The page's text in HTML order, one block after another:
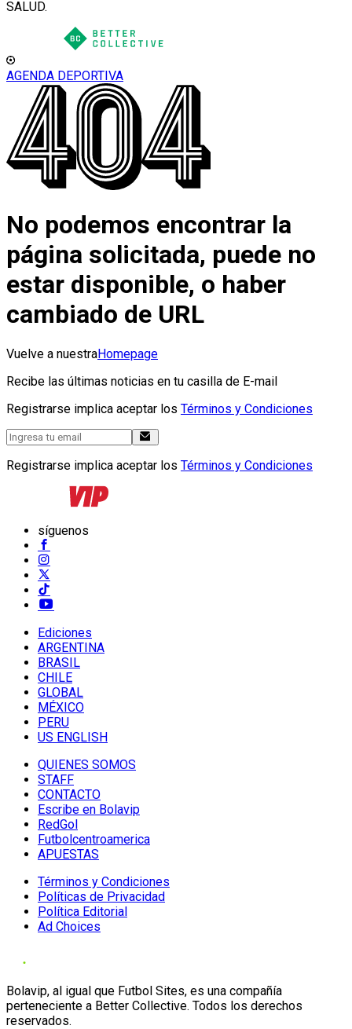
SALUD.
AGENDA DEPORTIVA
No podemos encontrar la
página solicitada, puede no
estar disponible, o haber
cambiado de URL
Vuelve a nuestraHomepage
Recibe las últimas noticias en tu casilla de E-mail
Registrarse implica aceptar los Términos y Condiciones
Registrarse implica aceptar los Términos y Condiciones
síguenos
Ediciones
ARGENTINA
BRASIL
CHILE
GLOBAL
MÉXICO
PERU
US ENGLISH
QUIENES SOMOS
STAFF
CONTACTO
Escribe en Bolavip
RedGol
Futbolcentroamerica
APUESTAS
Términos y Condiciones
Políticas de Privacidad
Política Editorial
Ad Choices
Bolavip, al igual que Futbol Sites, es una compañía
perteneciente a Better Collective. Todos los derechos
reservados.